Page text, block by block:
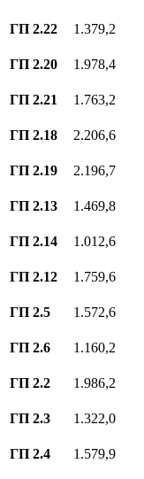
ГП 2.22 1.379,2
ГП 2.20 1.978,4
ГП 2.21 1.763,2
ГП 2.18 2.206,6
ГП 2.19 2.196,7
ГП 2.13 1.469,8
ГП 2.14 1.012,6
ГП 2.12 1.759,6
ГП 2.5 1.572,6
ГП 2.6 1.160,2
ГП 2.2 1.986,2
ГП 2.3 1.322,0
ГП 2.4 1.579,9